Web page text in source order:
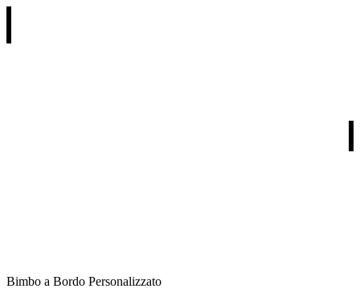
Bimbo a Bordo Personalizzato